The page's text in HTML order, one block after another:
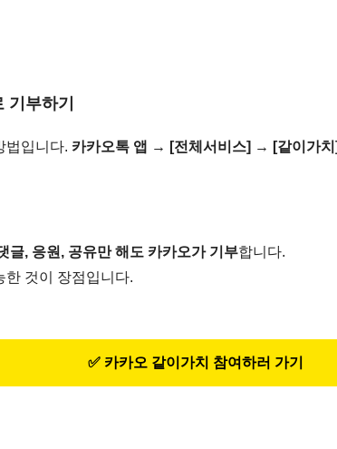
기부하기
법입니다. 카카오톡 앱 → [전체서비스] → [같이가치]
글, 응원, 공유만 해도 카카오가 기부합니다.
한 것이 장점입니다.
✅ 카카오 같이가치 참여하러 가기